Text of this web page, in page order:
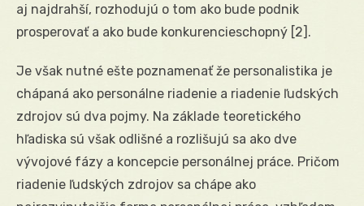
aj najdrahší, rozhodujú o tom ako bude podnik
prosperovať a ako bude konkurencieschopný [2] .
Je však nutné ešte poznamenať že personalistika je
chápaná ako personálne riadenie a riadenie ľudských
zdrojov sú dva pojmy. Na základe teoretického
hľadiska sú však odlišné a rozlišujú sa ako dve
vývojové fázy a koncepcie personálnej práce. Pričom
riadenie ľudských zdrojov sa chápe ako